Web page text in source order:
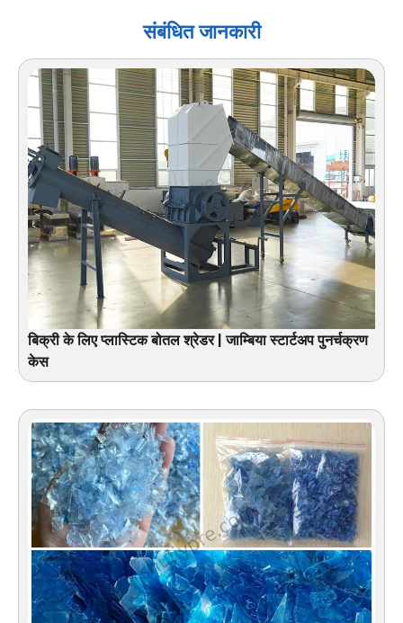
संबंधित जानकारी
बिक्री के लिए प्लास्टिक बोतल श्रेडर | जाम्बिया स्टार्टअप पुनर्चक्रण
केस